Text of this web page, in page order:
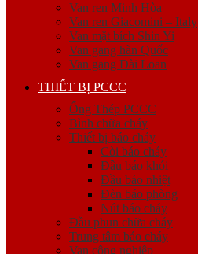
Van ren Minh Hòa
Van ren Giacomini – Italy
Van mặt bích Shin Yi
Van gang hàn Quốc
Van gang Đài Loan
THIẾT BỊ PCCC
Ống Thép PCCC
Bình chữa cháy
Thiết bị báo cháy
Còi báo cháy
Đầu báo khói
Đầu báo nhiệt
Đèn báo phòng
Nút báo cháy
Đầu phun chữa cháy
Trung tâm báo cháy
Van công nghiệp